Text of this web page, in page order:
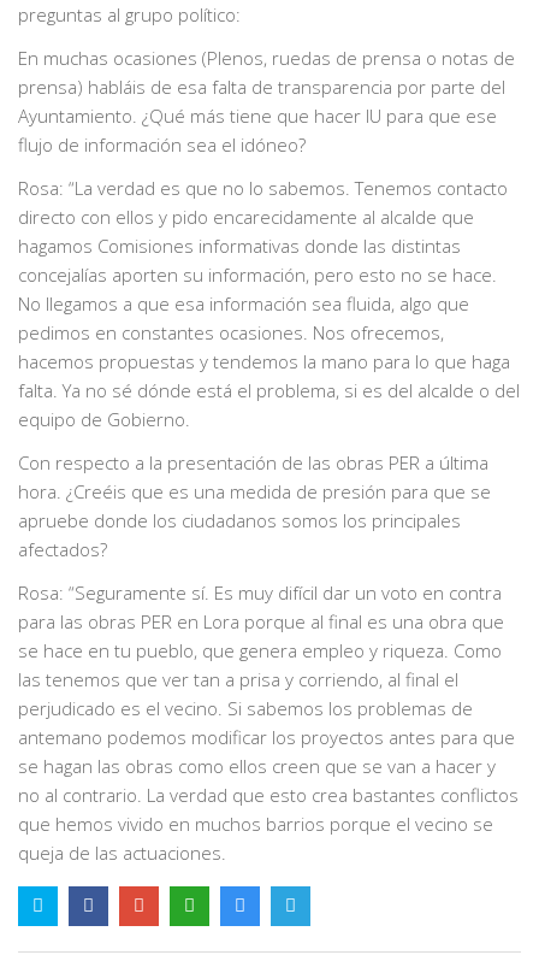
preguntas al grupo político:
En muchas ocasiones (Plenos, ruedas de prensa o notas de
prensa) habláis de esa falta de transparencia por parte del
Ayuntamiento. ¿Qué más tiene que hacer IU para que ese
flujo de información sea el idóneo?
Rosa: “La verdad es que no lo sabemos. Tenemos contacto
directo con ellos y pido encarecidamente al alcalde que
hagamos Comisiones informativas donde las distintas
concejalías aporten su información, pero esto no se hace.
No llegamos a que esa información sea fluida, algo que
pedimos en constantes ocasiones. Nos ofrecemos,
hacemos propuestas y tendemos la mano para lo que haga
falta. Ya no sé dónde está el problema, si es del alcalde o del
equipo de Gobierno.
Con respecto a la presentación de las obras PER a última
hora. ¿Creéis que es una medida de presión para que se
apruebe donde los ciudadanos somos los principales
afectados?
Rosa: “Seguramente sí. Es muy difícil dar un voto en contra
para las obras PER en Lora porque al final es una obra que
se hace en tu pueblo, que genera empleo y riqueza. Como
las tenemos que ver tan a prisa y corriendo, al final el
perjudicado es el vecino. Si sabemos los problemas de
antemano podemos modificar los proyectos antes para que
se hagan las obras como ellos creen que se van a hacer y
no al contrario. La verdad que esto crea bastantes conflictos
que hemos vivido en muchos barrios porque el vecino se
queja de las actuaciones.